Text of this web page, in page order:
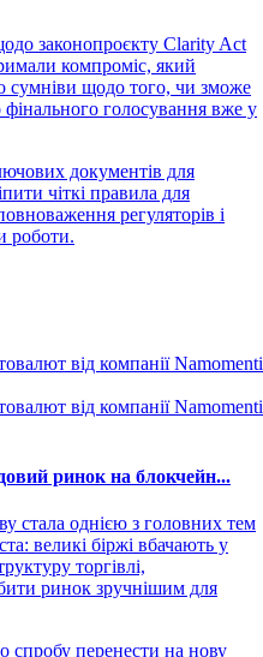
законопроєкту Clarity Act
компроміс, який
сумніви щодо того, чи зможе
голосування вже у
документів для
чіткі правила для
регуляторів і
роботи.
ринок на блокчейн...
стала однією з головних тем
великі біржі вбачають у
торгівлі,
ринок зручнішим для
спробу перенести на нову